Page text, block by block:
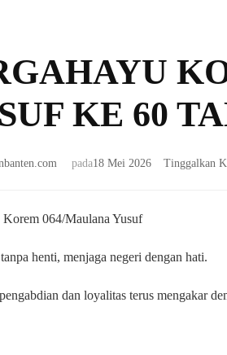
KE 60
pada18 Mei 2026 Tinggalkan
Korem 064/Maulana Yusuf
henti, menjaga negeri dengan hati.
dan loyalitas terus mengakar